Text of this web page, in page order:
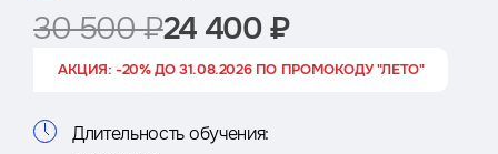
30 500 ₽24 400 ₽
АКЦИЯ: -20% ДО 31.08.2026 ПО ПРОМОКОДУ "ЛЕТО"
Длительность обучения: